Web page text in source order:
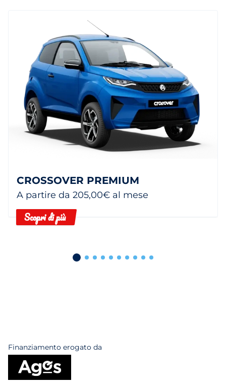
CROSSOVER PREMIUM
A partire da 205,00€ al mese
Scopri di più
Finanziamento erogato da